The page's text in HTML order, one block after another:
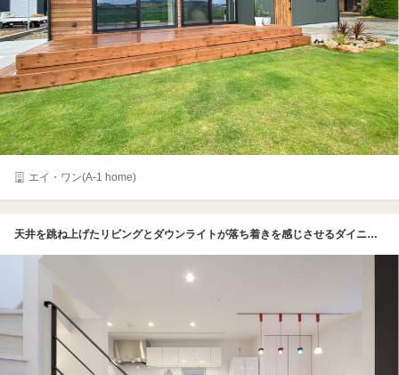
エイ・ワン(A-1 home)
天井を跳ね上げたリビングとダウンライトが落ち着きを感じさせるダイニングキッチンとは、天井高の変化がゆるやかにエリアを分けている